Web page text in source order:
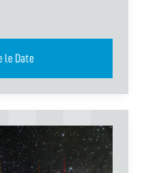
Vedi tutti i Dettagli e le Date